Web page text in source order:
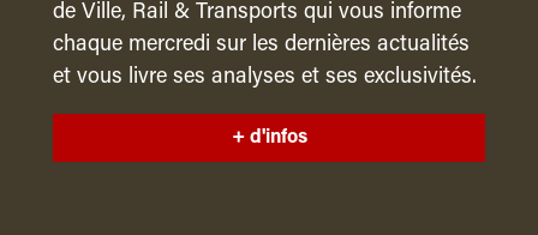
de Ville, Rail & Transports qui vous informe
chaque mercredi sur les dernières actualités
et vous livre ses analyses et ses exclusivités.
+ d'infos